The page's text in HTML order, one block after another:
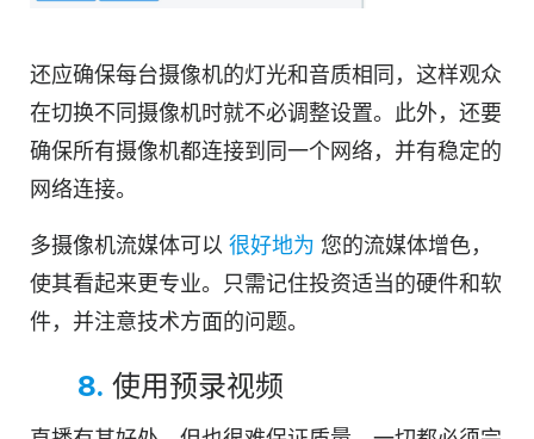
还应确保每台摄像机的灯光和音质相同，这样观众
在切换不同摄像机时就不必调整设置。此外，还要
确保所有摄像机都连接到同一个网络，并有稳定的
网络连接。
多摄像机流媒体可以 很好地为 您的流媒体增色，
使其看起来更专业。只需记住投资适当的硬件和软
件，并注意技术方面的问题。
8. 使用预录视频